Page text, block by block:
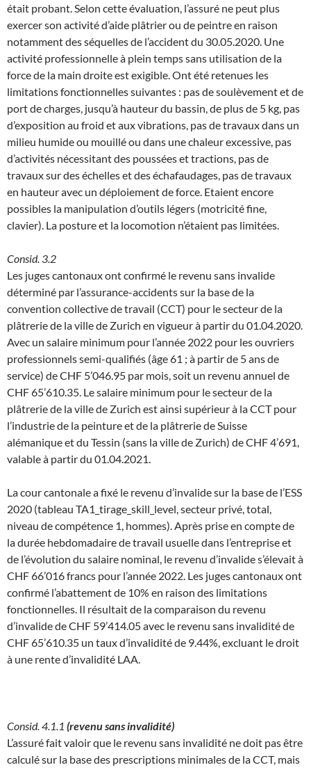
était probant. Selon cette évaluation, l’assuré ne peut plus
exercer son activité d’aide plâtrier ou de peintre en raison
notamment des séquelles de l’accident du 30.05.2020. Une
activité professionnelle à plein temps sans utilisation de la
force de la main droite est exigible. Ont été retenues les
limitations fonctionnelles suivantes : pas de soulèvement et de
port de charges, jusqu’à hauteur du bassin, de plus de 5 kg, pas
d’exposition au froid et aux vibrations, pas de travaux dans un
milieu humide ou mouillé ou dans une chaleur excessive, pas
d’activités nécessitant des poussées et tractions, pas de
travaux sur des échelles et des échafaudages, pas de travaux
en hauteur avec un déploiement de force. Etaient encore
possibles la manipulation d’outils légers (motricité fine,
clavier). La posture et la locomotion n’étaient pas limitées.
Consid. 3.2
Les juges cantonaux ont confirmé le revenu sans invalide
déterminé par l’assurance-accidents sur la base de la
convention collective de travail (CCT) pour le secteur de la
plâtrerie de la ville de Zurich en vigueur à partir du 01.04.2020.
Avec un salaire minimum pour l’année 2022 pour les ouvriers
professionnels semi-qualifiés (âge 61 ; à partir de 5 ans de
service) de CHF 5’046.95 par mois, soit un revenu annuel de
CHF 65’610.35. Le salaire minimum pour le secteur de la
plâtrerie de la ville de Zurich est ainsi supérieur à la CCT pour
l’industrie de la peinture et de la plâtrerie de Suisse
alémanique et du Tessin (sans la ville de Zurich) de CHF 4’691,
valable à partir du 01.04.2021.
La cour cantonale a fixé le revenu d’invalide sur la base de l’ESS
2020 (tableau TA1_tirage_skill_level, secteur privé, total,
niveau de compétence 1, hommes). Après prise en compte de
la durée hebdomadaire de travail usuelle dans l’entreprise et
de l’évolution du salaire nominal, le revenu d’invalide s’élevait à
CHF 66’016 francs pour l’année 2022. Les juges cantonaux ont
confirmé l’abattement de 10% en raison des limitations
fonctionnelles. Il résultait de la comparaison du revenu
d’invalide de CHF 59’414.05 avec le revenu sans invalidité de
CHF 65’610.35 un taux d’invalidité de 9.44%, excluant le droit
à une rente d’invalidité LAA.
Consid. 4.1.1 (revenu sans invalidité)
L’assuré fait valoir que le revenu sans invalidité ne doit pas être
calculé sur la base des prescriptions minimales de la CCT, mais